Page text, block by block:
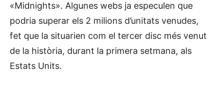
«Midnights». Algunes webs ja especulen que
podria superar els 2 milions d’unitats venudes,
fet que la situarien com el tercer disc més venut
de la història, durant la primera setmana, als
Estats Units.